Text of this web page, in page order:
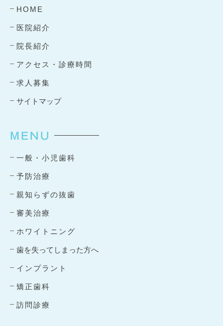
HOME
医院紹介
院長紹介
アクセス・診療時間
求人募集
サイトマップ
MENU
一般・小児歯科
予防治療
親知らずの抜歯
審美治療
ホワイトニング
歯を失ってしまった方へ
インプラント
矯正歯科
訪問診療